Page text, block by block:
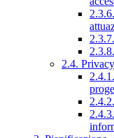
2.4. Privacy